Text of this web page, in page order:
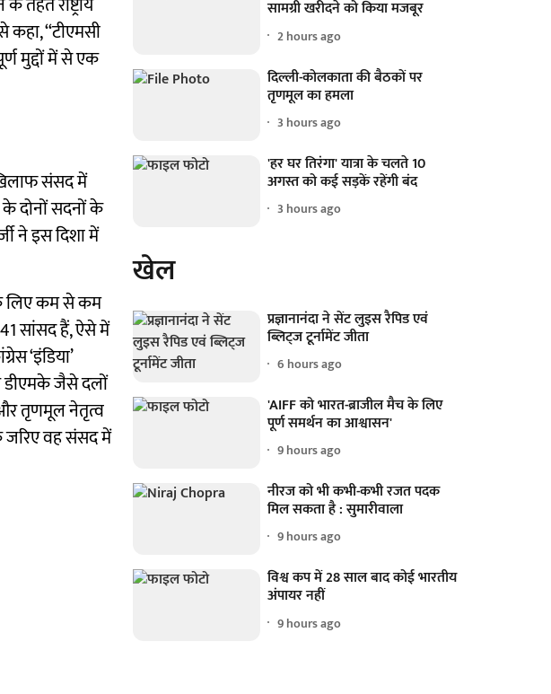
‘‘टीएमसी
मुद्दों में से एक
संसद में
के दोनों सदनों के
ने इस दिशा में
लिए कम से कम
सांसद हैं, ऐसे में
‘इंडिया’
डीएमके जैसे दलों
और तृणमूल नेतृत्व
जरिए वह संसद में
सामग्री खरीदने को किया मजबूर
2 hours ago
दिल्ली-कोलकाता की बैठकों पर
तृणमूल का हमला
3 hours ago
'हर घर तिरंगा' यात्रा के चलते 10
अगस्त को कई सड़कें रहेंगी बंद
3 hours ago
खेल
प्रज्ञानानंदा ने सेंट लुइस रैपिड एवं
ब्लिट्ज टूर्नामेंट जीता
6 hours ago
'AIFF को भारत-ब्राजील मैच के लिए
पूर्ण समर्थन का आश्वासन'
9 hours ago
नीरज को भी कभी-कभी रजत पदक
मिल सकता है : सुमारीवाला
9 hours ago
विश्व कप में 28 साल बाद कोई भारतीय
अंपायर नहीं
9 hours ago